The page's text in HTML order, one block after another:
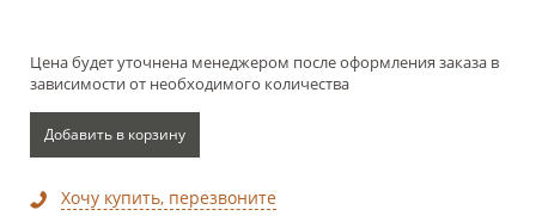
Цена будет уточнена менеджером после оформления заказа в
зависимости от необходимого количества
Добавить в корзину
Хочу купить, перезвоните